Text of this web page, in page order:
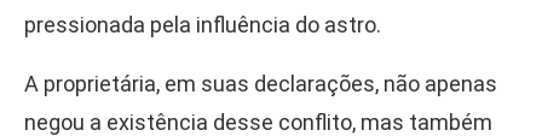
pressionada pela influência do astro.
A proprietária, em suas declarações, não apenas
negou a existência desse conflito, mas também